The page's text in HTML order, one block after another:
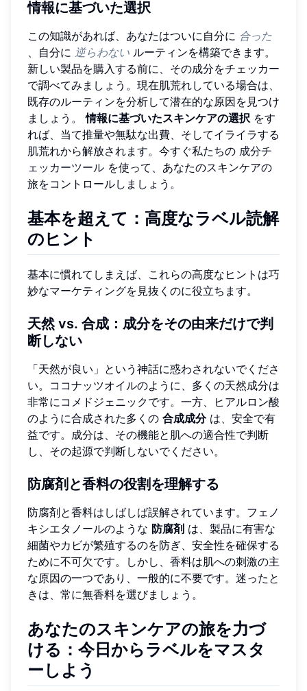
情報に基づいた選択
この知識があれば、あなたはついに自分に 合った
、自分に 逆らわない ルーティンを構築できます。
新しい製品を購入する前に、その成分をチェッカー
で調べてみましょう。現在肌荒れしている場合は、
既存のルーティンを分析して潜在的な原因を見つけ
ましょう。情報に基づいたスキンケアの選択 をす
れば、当て推量や無駄な出費、そしてイライラする
肌荒れから解放されます。今すぐ私たちの 成分チ
ェッカーツール を使って、あなたのスキンケアの
旅をコントロールしましょう。
基本を超えて：高度なラベル読解
のヒント
基本に慣れてしまえば、これらの高度なヒントは巧
妙なマーケティングを見抜くのに役立ちます。
天然 vs. 合成：成分をその由来だけで判
断しない
「天然が良い」という神話に惑わされないでくださ
い。ココナッツオイルのように、多くの天然成分は
非常にコメドジェニックです。一方、ヒアルロン酸
のように合成された多くの 合成成分は、安全で有
益です。成分は、その機能と肌への適合性で判断
し、その起源で判断しないでください。
防腐剤と香料の役割を理解する
防腐剤と香料はしばしば誤解されています。フェノ
キシエタノールのような 防腐剤 は、製品に有害な
細菌やカビが繁殖するのを防ぎ、安全性を確保する
ために不可欠です。しかし、香料は肌への刺激の主
な原因の一つであり、一般的に不要です。迷ったと
きは、常に無香料を選びましょう。
あなたのスキンケアの旅を力づ
ける：今日からラベルをマスタ
ーしよう